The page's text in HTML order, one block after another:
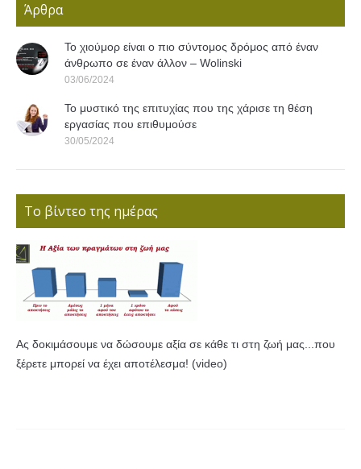
Άρθρα
Το χιούμορ είναι ο πιο σύντομος δρόμος από έναν
άνθρωπο σε έναν άλλον – Wolinski
03/06/2024
Το μυστικό της επιτυχίας που της χάρισε τη θέση
εργασίας που επιθυμούσε
30/05/2024
Το βίντεο της ημέρας
Ας δοκιμάσουμε να δώσουμε αξία σε κάθε τι στη ζωή μας...που
ξέρετε μπορεί να έχει αποτέλεσμα! (video)